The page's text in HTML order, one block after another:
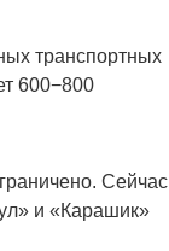
транспортных
600−800
Сейчас
и «Карашик»